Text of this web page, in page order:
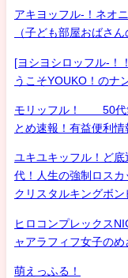
アキヨッフル-！ネオ
（子ども部屋おばさ
[ヨシヨシロッフル-！
うこそYOUKO！のナ
モリッフル！ 50代
とめ速報！有益便利
ユキユキッフル！ど
代！人生の強制ロス
クリスタルキングボ
ヒロコンプレックス
ャアラフィフ女子の
萌えっふる！